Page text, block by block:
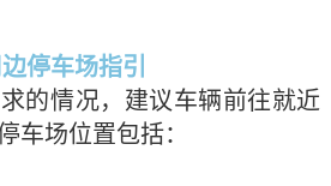
停车场指引
的情况，建议车辆前往就近
车场位置包括：